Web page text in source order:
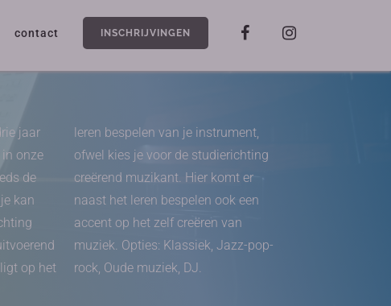
contact INSCHRIJVINGEN
jaar
onze
de
kan
op het
leren bespelen van je instrument,
ofwel kies je voor de studierichting
creërend muzikant. Hier komt er
naast het leren bespelen ook een
accent op het zelf creëren van
muziek. Opties: Klassiek, Jazz-pop-
rock, Oude muziek, DJ.